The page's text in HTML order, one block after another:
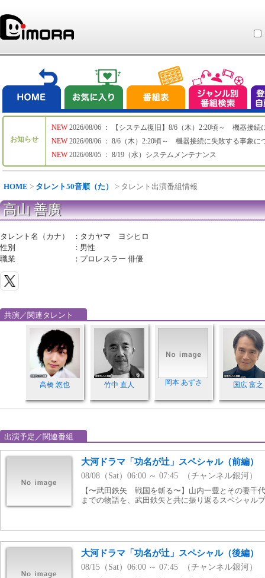
お知らせ
NEW
NEW
NEW
2026/08/06 ： 【システム復旧】8/6（木）2:20頃～ 機器接続
2026/08/06 ： 8/6（木）2:20頃～ 機器接続に失敗する事象に
2026/08/05 ： 8/19（水）システムメンテナンス
HOME > タレント50音順（た） > タレント出演番組情報
高山 善廣
タレント名（カナ） ： タカヤマ ヨシヒロ
性別
： 男性
職業
： プロレスラー 俳優
共演／関連タレント
高橋 悠也 竹中 直人 岡本 あずさ 国広 富之
出演予定／関連番組
大河ドラマ「功名が辻」スペシャル（前編）
08/08（Sat）06:00 ～ 07:45 （チャンネル銀河）
【〜武田鉄矢 戦国を斬る〜】山内一豊とその妻千
までの物語を、武田鉄矢と共に振り返るスペシャル
大河ドラマ「功名が辻」スペシャル（後編）
08/15（Sat）06:00 ～ 07:45 （チャンネル銀河）